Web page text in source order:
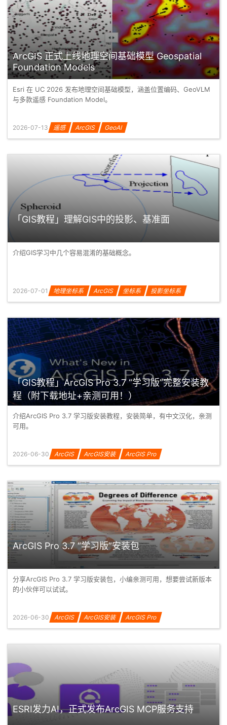
ArcGIS 正式上线地理空间基础模型 Geospatial
Foundation Models
Esri 在 UC 2026 发布地理空间基础模型，涵盖位置编码、GeoVLM
与多款遥感 Foundation Model。
2026-07-13 遥感 ArcGIS GeoAI
「GIS教程」理解GIS中的投影、基准面
介绍GIS学习中几个容易混淆的基础概念。
2026-07-01 地理坐标系 ArcGIS 坐标系
投影坐标系
地图投影
基准面
「GIS教程」ArcGIS Pro 3.7 “学习版”完整安装教
程（附下载地址+亲测可用！）
介绍ArcGIS Pro 3.7 学习版安装教程，安装简单，有中文汉化，亲测
可用。
2026-06-30 ArcGIS ArcGIS安装 ArcGIS Pro
ArcGIS Pro 3.7 “学习版”安装包
分享ArcGIS Pro 3.7 学习版安装包，小编亲测可用，想要尝试新版本
的小伙伴可以试试。
2026-06-30 ArcGIS ArcGIS安装 ArcGIS Pro
ESRI发力AI，正式发布ArcGIS MCP服务支持